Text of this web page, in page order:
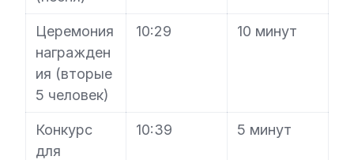
Церемония
награжден
ия (вторые
5 человек)
10:29 10 минут
Конкурс
для
10:39 5 минут